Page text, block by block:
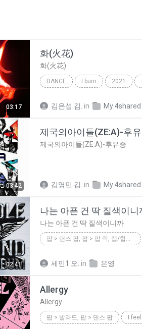
03:17
화(火花)
화(火花)
DANCE I burn 2021
김은섭 김. in My 4shared
03:42
제국의아이들(ZE:A)-후
제국의아이들(ZE:A)-후유증
김영민 김. in My 4shared
02:41
나는 아픈 건 딱 질색이니
나는 아픈 건 딱 질색이니까
팝 > 댄스 팝, 팝 > 팝 락, 랩/힙합 > 힙합, 일렉트로닉 > 일렉트로닉 팝
세민1 오. in 은영
Allergy
Allergy
팝 > 발라드, 팝 > 댄스 팝 I feel